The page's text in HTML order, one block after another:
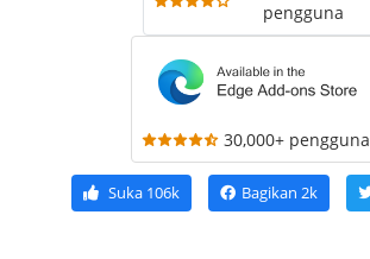
pengguna
30,000+ pengguna
Suka106k Bagikan 2k